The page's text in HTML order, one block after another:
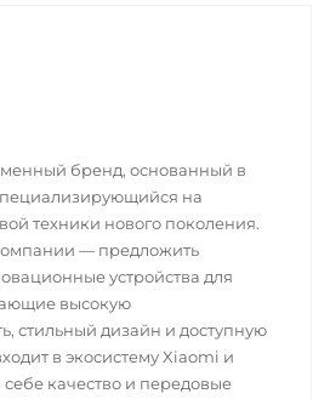
бренд, основанный в
на
техники нового поколения.
— предложить
устройства для
высокую
стильный дизайн и доступную
в экосистему Xiaomi и
себе качество и передовые